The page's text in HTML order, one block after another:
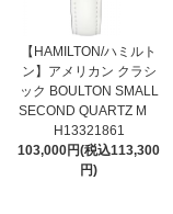
【HAMILTON/ハミルト
ン】アメリカン クラシ
ック BOULTON SMALL
SECOND QUARTZ M
H13321861
103,000円(税込113,300
円)